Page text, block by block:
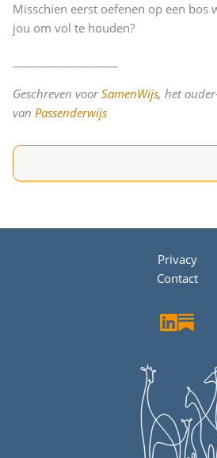
Misschien eerst oefenen op een bos
jou om vol te houden?
Geschreven voorSamenWijs, het
van Passenderwijs
Privacy
Contact